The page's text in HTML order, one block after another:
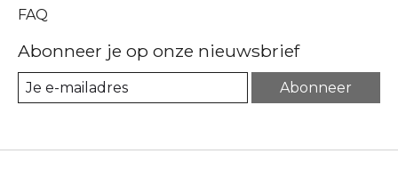
FAQ
Abonneer je op onze nieuwsbrief
Abonneer